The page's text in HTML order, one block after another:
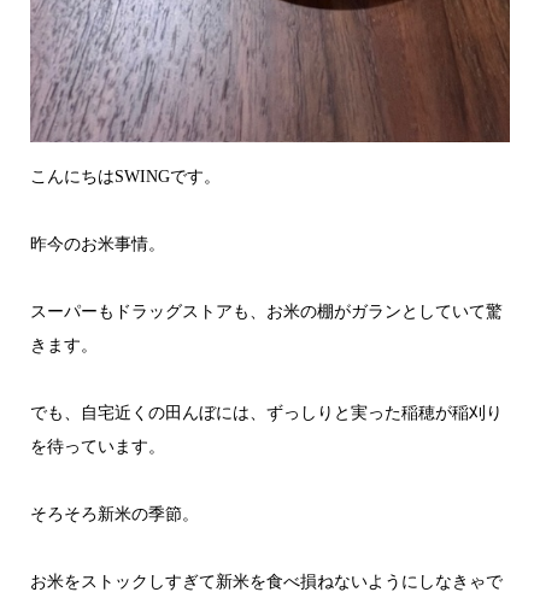
こんにちはSWINGです。
昨今のお米事情。
スーパーもドラッグストアも、お米の棚がガランとしていて驚
きます。
でも、自宅近くの田んぼには、ずっしりと実った稲穂が稲刈り
を待っています。
そろそろ新米の季節。
お米をストックしすぎて新米を食べ損ねないようにしなきゃで